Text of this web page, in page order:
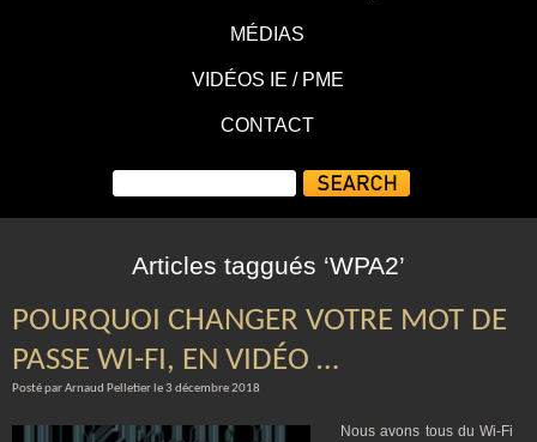
MÉDIAS
VIDÉOS IE / PME
CONTACT
Articles taggués ‘WPA2’
POURQUOI CHANGER VOTRE MOT DE
PASSE WI-FI, EN VIDÉO …
Posté par Arnaud Pelletier le 3 décembre 2018
Nous avons tous du Wi-Fi